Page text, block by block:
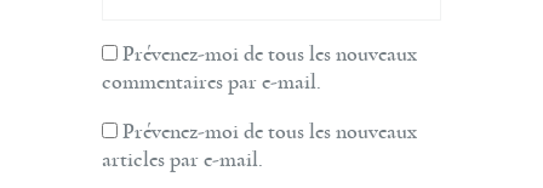
Prévenez-moi de tous les nouveaux
commentaires par e-mail.
Prévenez-moi de tous les nouveaux
articles par e-mail.